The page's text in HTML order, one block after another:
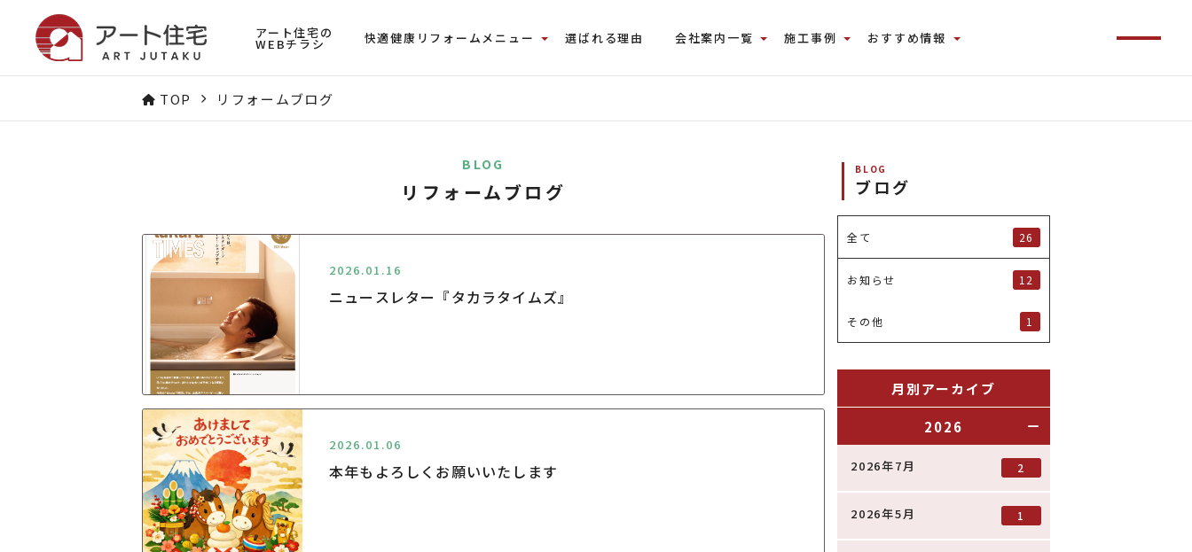
アート住宅の
WEBチラシ 快適健康リフォームメニュー 選ばれる理由 会社案内一覧 施工事例 おすすめ情報
TOP リフォームブログ
BLOG
リフォームブログ
2026.01.16
ニュースレター『タカラタイムズ』
2026.01.06
本年もよろしくお願いいたします
BLOG
ブログ
全て 26
お知らせ 12
その他 1
月別アーカイブ
2026
2026年7月 2
2026年5月 1